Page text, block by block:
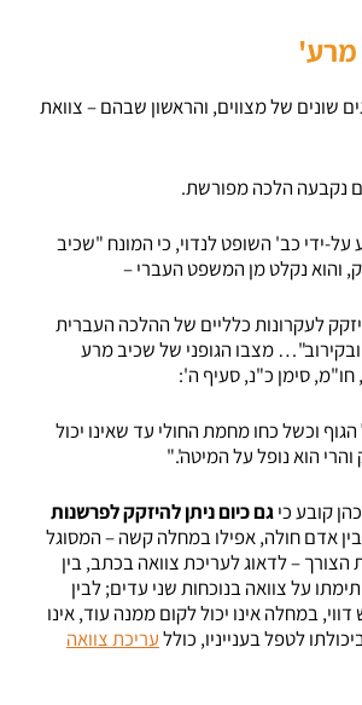
מרע'
שונים של מצווים, והראשון שבהם – צוואת
נקבעה הלכה מפורשת.
70 נקבע על-ידי כב' השופט לנדוי, כי המונח "שכיב
והוא נקלט מן המשפט העברי –
לעקרונות כלליים של ההלכה העברית
מצבו הגופני של שכיב מרע
חו"מ, סימן כ"נ, סעיף ה':
וכשל כחו מחמת החולי עד שאינו יכול
הוא נופל על המיטה'."
קובע כיגם כיום ניתן להיזקק לפרשנות
אדם חולה, אפילו במחלה קשה – המסוגל
– לדאוג לעריכת צוואה בכתב, בין
על צוואה בנוכחות שני עדים; לבין
במחלה אינו יכול לקום ממנה עוד, אינו
לטפל בענייניו, כוללעריכת צוואה